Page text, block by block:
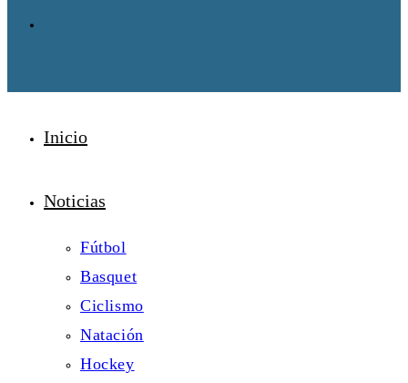
Inicio
Noticias
Fútbol
Basquet
Ciclismo
Natación
Hockey